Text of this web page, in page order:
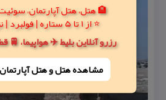
🏨 هتل، هتل آپارتمان،
⭐ از 1 تا 5 ستاره | فولبرد | نزدیک حرم
رزرو آنلاین بلیط ✈️ هواپیما، 🚆
مشاهده هتل و هتل‌